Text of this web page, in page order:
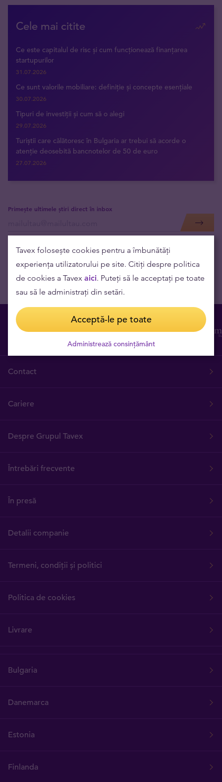
Cele mai citite
Ce este capitalul de risc și cum funcționează finanțarea
startupurilor
31.07.2026
Ce sunt valorile mobiliare: definiție și concepte esențiale
30.07.2026
Tipuri de investiții și cum să o alegi
29.07.2026
Turiștii care călătoresc în Bulgaria ar trebui să acorde o
atenție deosebită bancnotelor de 50 de euro
27.07.2026
Primește ultimele știri direct în inbox
Contact
Cariere
Despre Grupul Tavex
Întrebări frecvente
În presă
Detalii companie
Termeni, condiții și politici
Politica de cookies
Livrare
Bulgaria
Danemarca
Estonia
Finlanda
Tavex folosește cookies pentru a îmbunătăți
experiența utilizatorului pe site. Citiți despre politica
de cookies a Tavex aici. Puteți să le acceptați pe toate
sau să le administrați din setări.
Acceptă-le pe toate
Administrează consințământ